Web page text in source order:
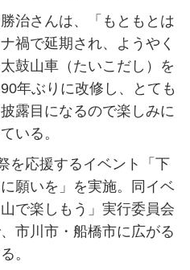
治さんは、「もともとは
禍で延期され、ようやく
鼓山車（たいこだし）を
年ぶりに改修し、とても
露目になるので楽しみに
いる。
を応援するイベント「下
願いを」を実施。同イベ
で楽しもう」実行委員会
市川市・船橋市に広がる
。